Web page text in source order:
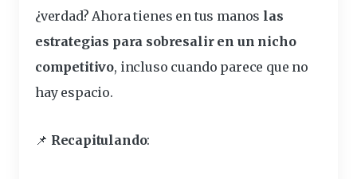
¿verdad? Ahora tienes en tus manos las
estrategias para sobresalir en un nicho
competitivo, incluso cuando parece que no
hay espacio.
📌 Recapitulando: